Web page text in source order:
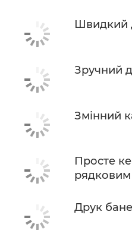
Швидкий
Зручний
Змінний
Просте
Друк